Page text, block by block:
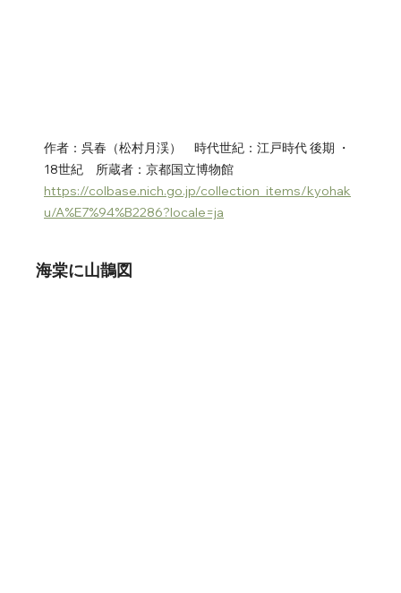
作者：呉春（松村月渓）　時代世紀：江戸時代 後期 ・
18世紀　所蔵者：京都国立博物館
https://colbase.nich.go.jp/collection_items/kyohak
u/A%E7%94%B2286?locale=ja
海棠に山鵲図